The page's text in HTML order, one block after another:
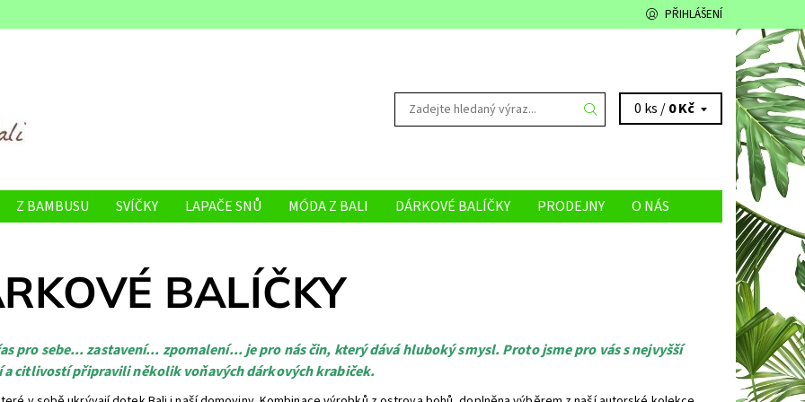
PŘIHLÁŠENÍ
0 ks /0 Kč
Z BAMBUSU SVÍČKY LAPAČE SNŮ MÓDA Z BALI DÁRKOVÉ BALÍČKY PRODEJNY
O NÁS
BALÍČKY
pro sebe... zastavení... zpomalení... je pro nás čin, který dává hluboký smysl. Proto jsme pro vás s nejvyšší
a citlivostí připravili několik voňavých dárkových krabiček.